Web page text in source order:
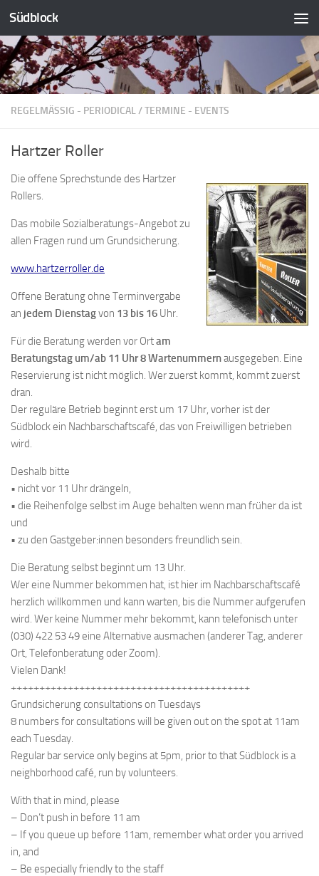
Zum Inhalt springen
Südblock
REGELMÄSSIG - PERIODICAL /TERMINE - EVENTS
Hartzer Roller
Die offene Sprechstunde des Hartzer
Rollers.
Das mobile Sozialberatungs-Angebot zu
allen Fragen rund um Grundsicherung.
www.hartzerroller.de
Offene Beratung ohne Terminvergabe
an jedem Dienstagvon 13 bis 16 Uhr.
Für die Beratung werden vor Ortam
Beratungstag um/ab 11 Uhr 8 Wartenummernausgegeben. Eine
Reservierung ist nicht möglich. Wer zuerst kommt, kommt zuerst
dran.
Der reguläre Betrieb beginnt erst um 17 Uhr, vorher ist der
Südblock ein Nachbarschaftscafé, das von Freiwilligen betrieben
wird.
Deshalb bitte
• nicht vor 11 Uhr drängeln,
• die Reihenfolge selbst im Auge behalten wenn man früher da ist
und
• zu den Gastgeber:innen besonders freundlich sein.
Die Beratung selbst beginnt um 13 Uhr.
Wer eine Nummer bekommen hat, ist hier im Nachbarschaftscafé
herzlich willkommen und kann warten, bis die Nummer aufgerufen
wird. Wer keine Nummer mehr bekommt, kann telefonisch unter
(030) 422 53 49 eine Alternative ausmachen (anderer Tag, anderer
Ort, Telefonberatung oder Zoom).
Vielen Dank!
++++++++++++++++++++++++++++++++++++++++++
Grundsicherung consultations on Tuesdays
8 numbers for consultations will be given out on the spot at 11am
each Tuesday.
Regular bar service only begins at 5pm, prior to that Südblock is a
neighborhood café, run by volunteers.
With that in mind, please
– Don’t push in before 11 am
– If you queue up before 11am, remember what order you arrived
in, and
– Be especially friendly to the staff